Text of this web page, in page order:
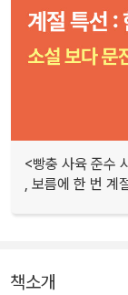
<빵충 사육 준수
, 보름에 한 번 계
책소개